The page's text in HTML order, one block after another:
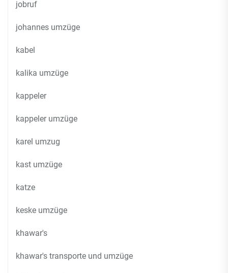
jobruf
johannes umzüge
kabel
kalika umzüge
kappeler
kappeler umzüge
karel umzug
kast umzüge
katze
keske umzüge
khawar's
khawar's transporte und umzüge